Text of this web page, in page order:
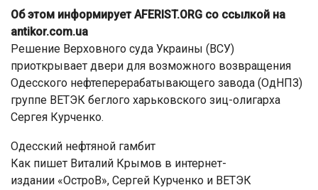
Об этом информирует AFERIST.ORG со ссылкой на
antikor.com.ua
Решение Верховного суда Украины (ВСУ)
приоткрывает двери для возможного возвращения
Одесского нефтеперерабатывающего завода (ОдНПЗ)
группе ВЕТЭК беглого харьковского зиц-олигарха
Сергея Курченко.
Одесский нефтяной гамбит
Как пишет Виталий Крымов в интернет-
издании «ОстроВ», Сергей Курченко и ВЕТЭК